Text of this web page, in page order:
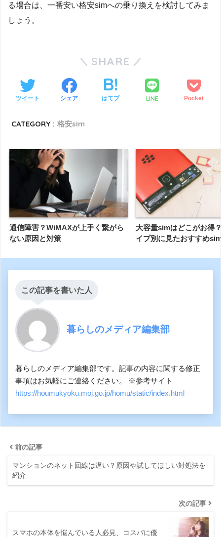
る場合は、一番安い格安simへの乗り換えを検討してみま
しょう。
SHARE
ツイート シェア はてブ LINE Pocket
CATEGORY : 格安sim
通信障害？WiMAXが上手く繋がら
ない原因と対策
大容量simはどこがお得
イプ別に見たおすすめ
この記事を書いた人
暮らしのメディア編集部
暮らしのメディア編集部です。記事の内容に関する修正
事項はお気軽にご連絡ください。 ※参考サイト
https://houmukyoku.moj.go.jp/homu/static/index.html
前の記事
マンションのネット回線は遅い？原因や試してほしい対処法を
紹介
次の記事
スマホの本体を悩んでいる人必見、コスパに優